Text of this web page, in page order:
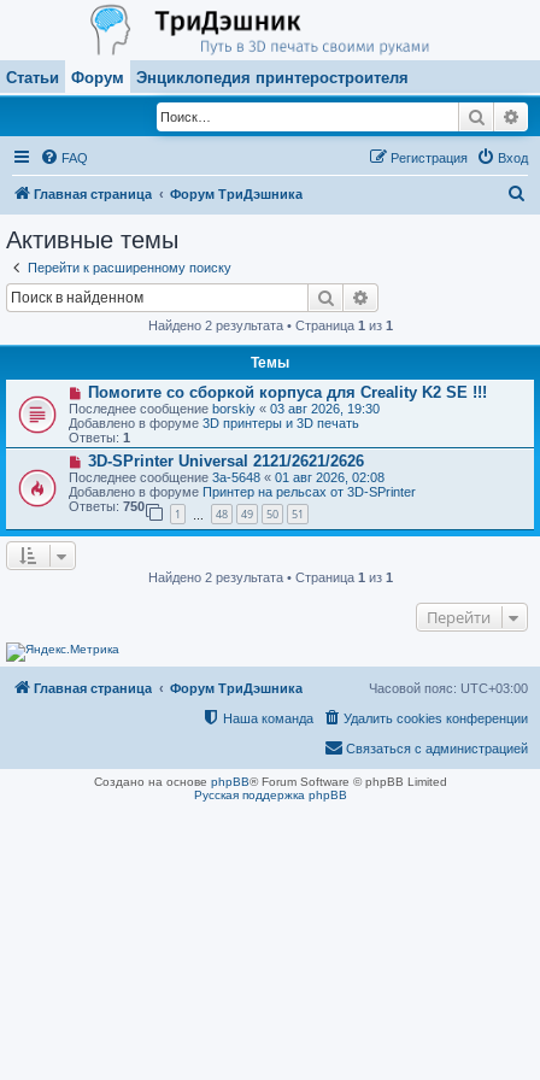
Статьи Форум Энциклопедия принтеростроителя
Поиск
FAQ Вход
Регистрация
Главная страница Форум ТриДэшника
Активные темы
Перейти к расширенному поиску
Поиск
Найдено 2 результата • Страница 1 из 1
Темы
Н
о
в
о
е
с
о
о
б
е
Помогите со сборкой корпуса для Creality K2 SE !!!
Последнее сообщение borskiy « 03 авг 2026, 19:30
Добавлено в форуме 3D принтеры и 3D печать
Ответы: 1
Н
о
в
о
е
с
е
3D-SPrinter Universal 2121/2621/2626
Последнее сообщение 3a-5648 « 01 авг 2026, 02:08
Добавлено в форуме Принтер на рельсах от 3D-SPrinter
Ответы: 750
1 48 49 50 51
Найдено 2 результата • Страница 1 из 1
Перейти
Главная страница Форум ТриДэшника Часовой пояс: UTC+03:00
Удалить cookies конференции
Наша команда
Связаться с администрацией
Создано на основе phpBB® Forum Software © phpBB Limited
Русская поддержка phpBB